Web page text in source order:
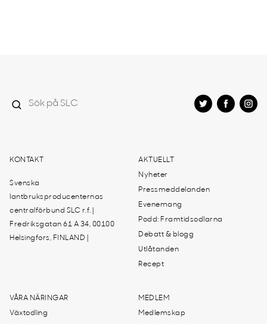
KONTAKT
Svenska
lantbruksproducenternas
centralförbund SLC r.f. |
Fredriksgatan 61 A 34, 00100
Helsingfors, FINLAND |
AKTUELLT
Nyheter
Pressmeddelanden
Evenemang
Podd: Framtidsodlarna
Debatt & blogg
Utlåtanden
Recept
VÅRA NÄRINGAR
Växtodling
MEDLEM
Medlemskap